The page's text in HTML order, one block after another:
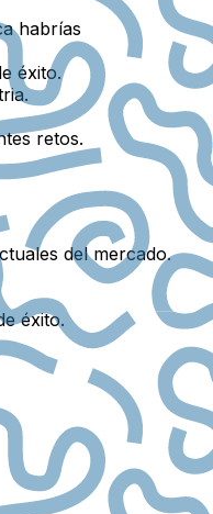
habrías
éxito.
retos.
del mercado.
éxito.